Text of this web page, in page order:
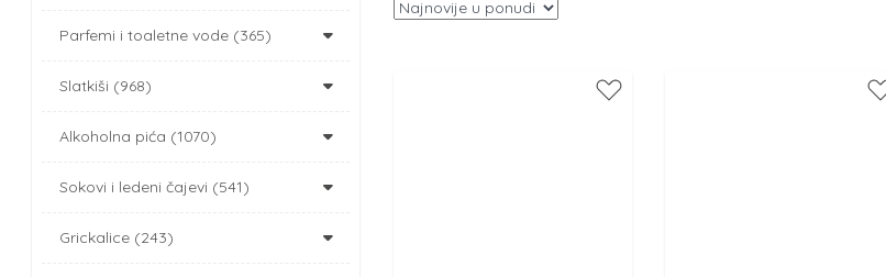
Parfemi i toaletne vode (365)
Slatkiši (968)
Alkoholna pića (1070)
Sokovi i ledeni čajevi (541)
Grickalice (243)